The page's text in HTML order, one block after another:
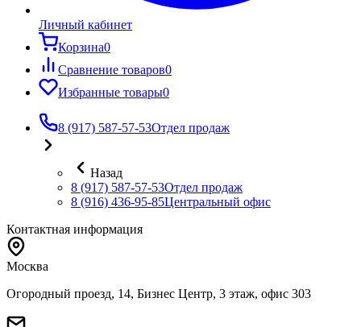
Личный кабинет
Корзина0
Сравнение товаров0
Избранные товары0
8 (917) 587-57-53Отдел продаж
Назад
8 (917) 587-57-53Отдел продаж
8 (916) 436-95-85Центральный офис
Контактная информация
Москва
Огородный проезд, 14, Бизнес Центр, 3 этаж, офис 303